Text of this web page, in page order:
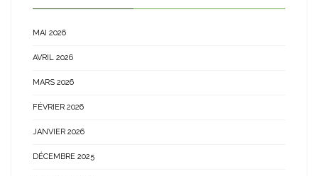
MAI 2026
AVRIL 2026
MARS 2026
FÉVRIER 2026
JANVIER 2026
DÉCEMBRE 2025